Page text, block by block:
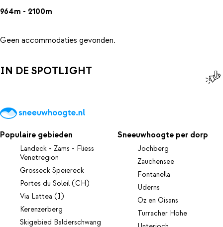
964m - 2100m
Geen accommodaties gevonden.
IN DE SPOTLIGHT
Populaire gebieden
Landeck - Zams - Fliess
Venetregion
Grosseck Speiereck
Portes du Soleil (CH)
Via Lattea (I)
Kerenzerberg
Skigebied Balderschwang
Sneeuwhoogte per dorp
Jochberg
Zauchensee
Fontanella
Uderns
Oz en Oisans
Turracher Höhe